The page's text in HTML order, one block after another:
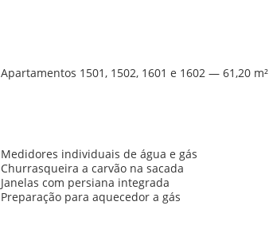
Apartamentos 1501, 1502, 1601 e 1602 — 61,20 m²
Medidores individuais de água e gás
Churrasqueira a carvão na sacada
Janelas com persiana integrada
Preparação para aquecedor a gás